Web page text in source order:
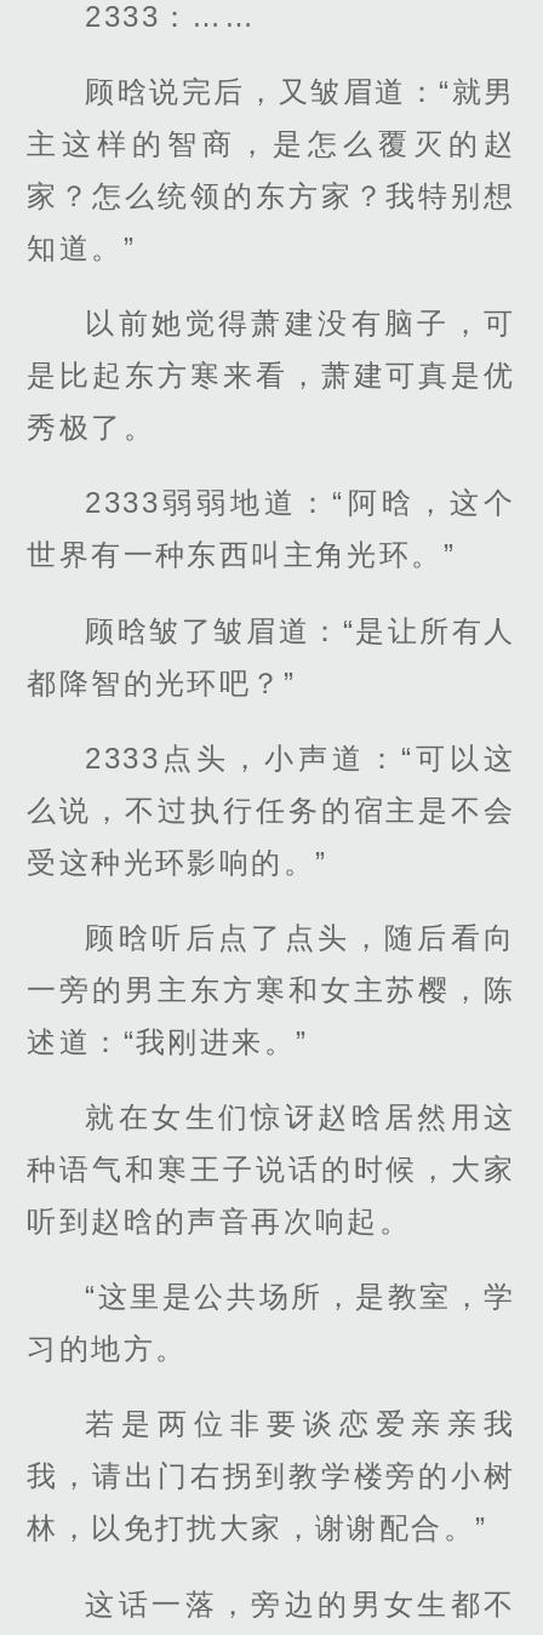
2333：……
顾晗说完后，又皱眉道：“就男
主这样的智商，是怎么覆灭的赵
家？怎么统领的东方家？我特别想
知道。”
以前她觉得萧建没有脑子，可
是比起东方寒来看，萧建可真是优
秀极了。
2333弱弱地道：“阿晗，这个
世界有一种东西叫主角光环。”
顾晗皱了皱眉道：“是让所有人
都降智的光环吧？”
2333点头，小声道：“可以这
么说，不过执行任务的宿主是不会
受这种光环影响的。”
顾晗听后点了点头，随后看向
一旁的男主东方寒和女主苏樱，陈
述道：“我刚进来。”
就在女生们惊讶赵晗居然用这
种语气和寒王子说话的时候，大家
听到赵晗的声音再次响起。
“这里是公共场所，是教室，学
习的地方。
若是两位非要谈恋爱亲亲我
我，请出门右拐到教学楼旁的小树
林，以免打扰大家，谢谢配合。”
这话一落，旁边的男女生都不